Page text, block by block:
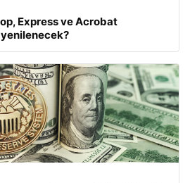
Express ve Acrobat